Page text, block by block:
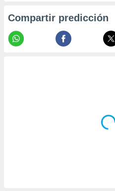
Compartir predicción